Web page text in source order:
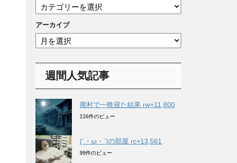
テ
ゴ
リ
ー
アーカイブ
ア
ー
週間人気記事
廃村で一晩寝た結果 rw+11,800
116件のビュー
(´・ω・`)の部屋 rc+13,561
99件のビュー